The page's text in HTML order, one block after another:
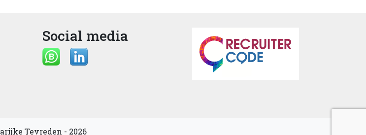
Social media
Tevreden - 2026